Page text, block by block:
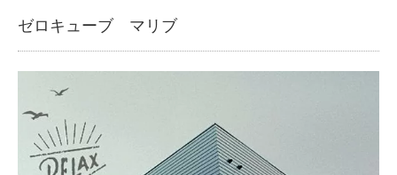
ゼロキューブ マリブ